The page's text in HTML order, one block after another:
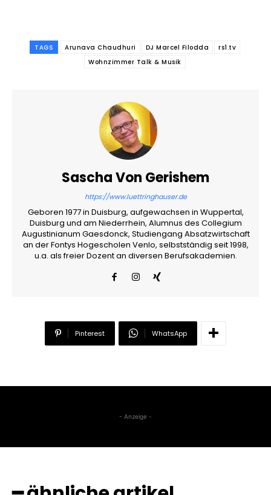
TAGS Arunava Chaudhuri DJ Marcel Filodda
rs1.tv
Wohnzimmer Talk & Musik
Sascha Von Gerishem
https://www.luettringhauser.de
Geboren 1977 in Duisburg, aufgewachsen in Wuppertal,
Duisburg und am Niederrhein, Alumnus des Collegium
Augustinianum Gaesdonck, Studiengang Absatzwirtschaft
an der Fontys Hogescholen Venlo, selbstständig seit 1998,
u.a. als freier Dozent an diversen Berufsakademien.
Pinterest WhatsApp
- Anzeige -